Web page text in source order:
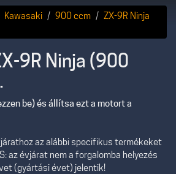
Kawasaki 900 ccm
ZX-9R Ninja
9R Ninja (900
be) és állítsa ezt a motort a
az alábbi specifikus termékeket
az évjárat nem a forgalomba helyezés
(gyártási évet) jelentik!